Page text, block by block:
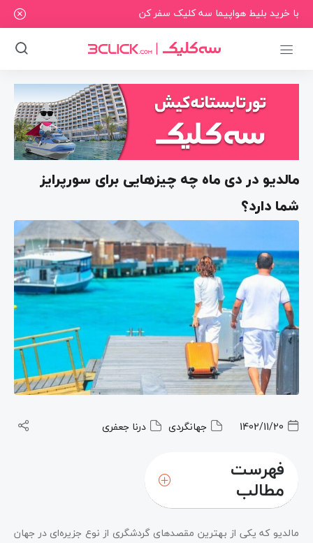
با خرید بلیط هواپیما سه کلیک سفر کن
مالدیو در دی ماه چه چیزهایی برای سورپرایز
شما دارد؟
1402/11/20 جهانگردی درنا جعفری
فهرست
مطالب
مالدیو که یکی از بهترین مقصدهای گردشگری از نوع جزیره‌ای در جهان